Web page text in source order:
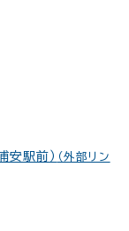
安駅前） （外部リン